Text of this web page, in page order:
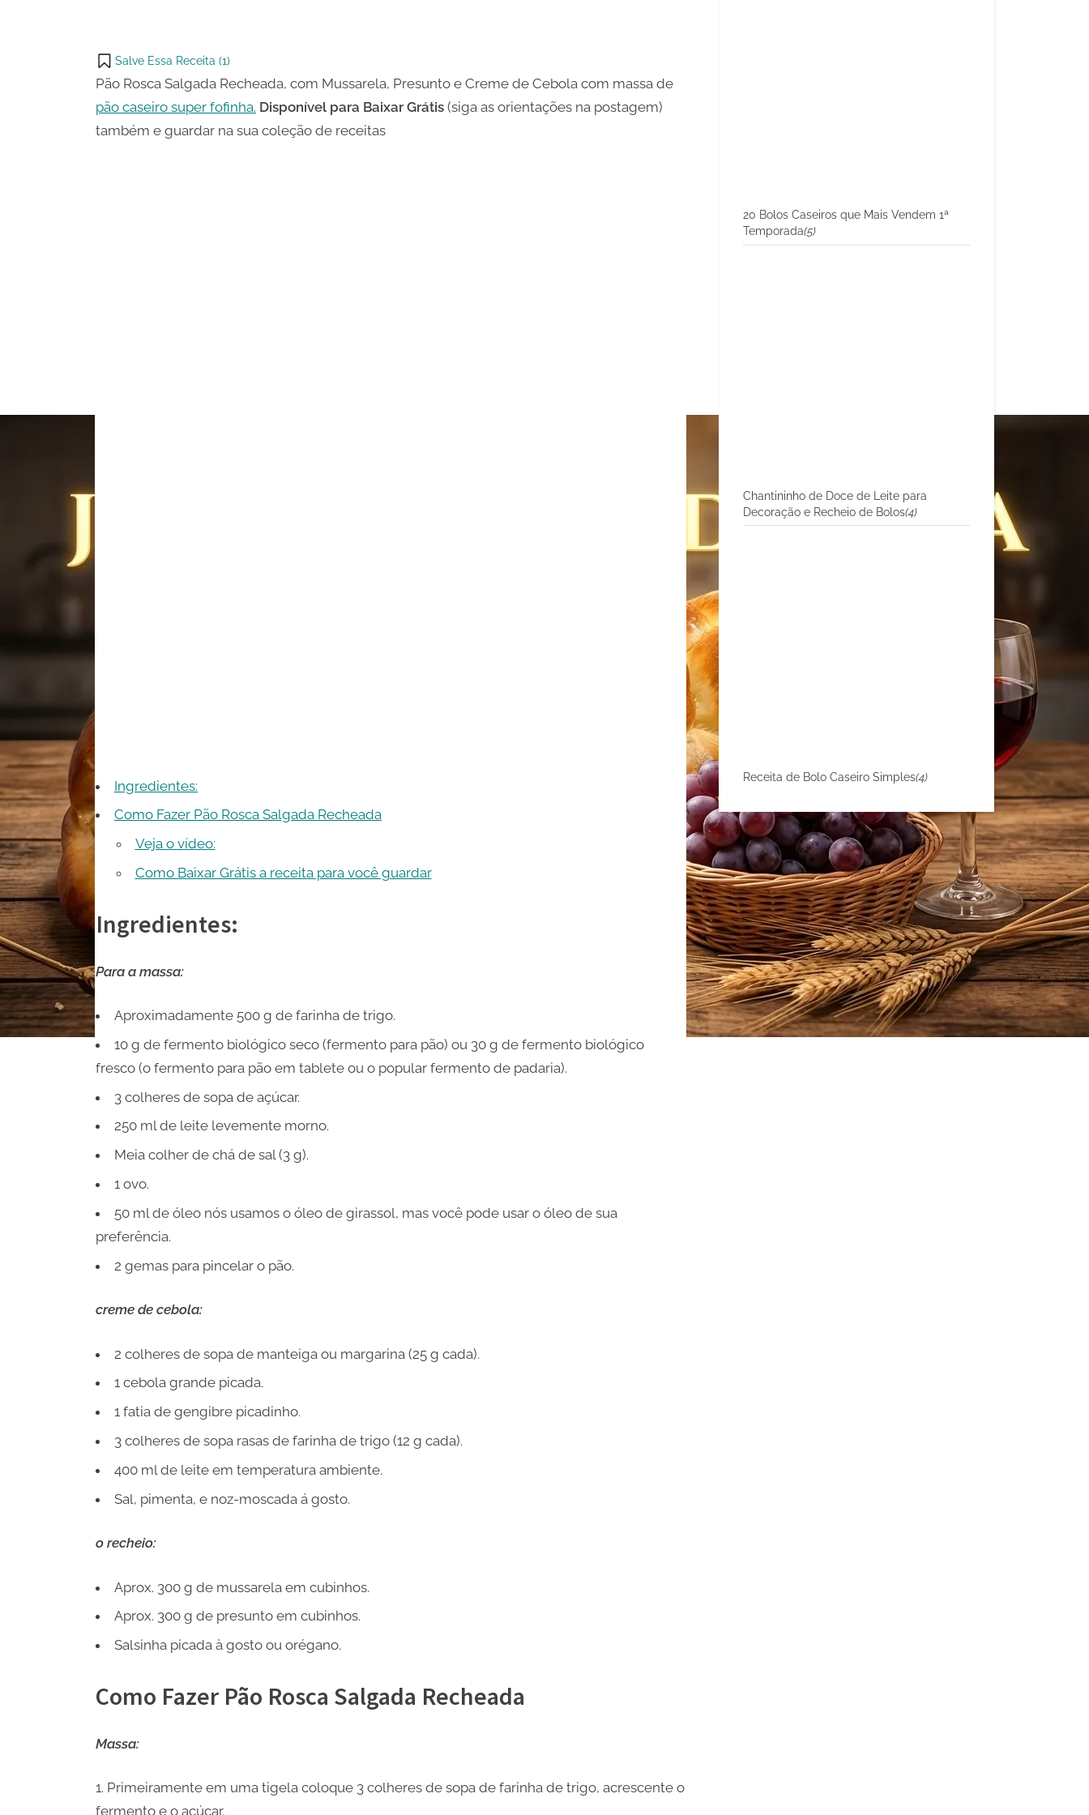
X
Salve Essa Receita (1)
Pão Rosca Salgada Recheada, com Mussarela, Presunto e Creme de Cebola com massa de
pão caseiro super fofinha. Disponível para Baixar Grátis (siga as orientações na postagem)
também e guardar na sua coleção de receitas
Ingredientes:
Como Fazer Pão Rosca Salgada Recheada
Veja o vídeo:
Como Baixar Grátis a receita para você guardar
Ingredientes:
Para a massa:
Aproximadamente 500 g de farinha de trigo.
10 g de fermento biológico seco (fermento para pão) ou 30 g de fermento biológico
fresco (o fermento para pão em tablete ou o popular fermento de padaria).
3 colheres de sopa de açúcar.
250 ml de leite levemente morno.
Meia colher de chá de sal (3 g).
1 ovo.
50 ml de óleo nós usamos o óleo de girassol, mas você pode usar o óleo de sua
preferência.
2 gemas para pincelar o pão.
creme de cebola:
2 colheres de sopa de manteiga ou margarina (25 g cada).
1 cebola grande picada.
1 fatia de gengibre picadinho.
3 colheres de sopa rasas de farinha de trigo (12 g cada).
400 ml de leite em temperatura ambiente.
Sal, pimenta, e noz-moscada á gosto.
o recheio:
Aprox. 300 g de mussarela em cubinhos.
Aprox. 300 g de presunto em cubinhos.
Salsinha picada à gosto ou orégano.
Como Fazer Pão Rosca Salgada Recheada
Massa:
Primeiramente em uma tigela coloque 3 colheres de sopa de farinha de trigo, acrescente o
fermento e o açúcar.
20 Bolos Caseiros que Mais Vendem 1ª
Temporada(5)
Chantininho de Doce de Leite para
Decoração e Recheio de Bolos(4)
Receita de Bolo Caseiro Simples(4)